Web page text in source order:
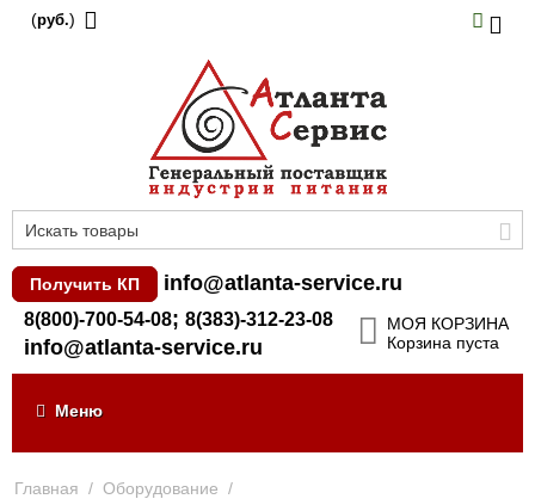
(руб.)
Получить КП info@atlanta-service.ru
8(800)-700-54-08; 8(383)-312-23-08
info@atlanta-service.ru
МОЯ КОРЗИНА
Корзина пуста
Меню
Главная / Оборудование /